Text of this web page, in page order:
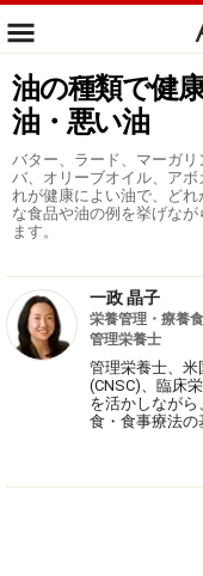
油の種類で健
油・悪い油
バター、ラード、マーガ
バ、オリーブオイル、ア
れが健康によい油で、ど
な食品や油の例を挙げな
ます。
一政 晶子
栄養管理・療養
管理栄養士
管理栄養士、米
(CNSC)、臨床
を活かしなが
食・食事療法の